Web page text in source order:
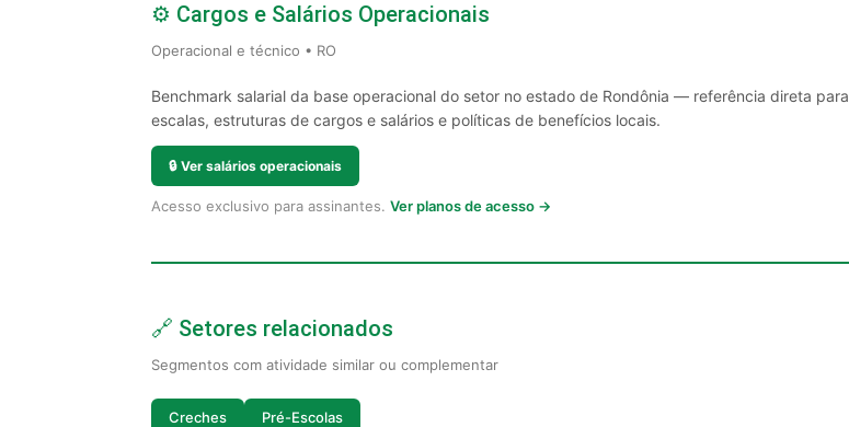
⚙️ Cargos e Salários Operacionais
Operacional e técnico • RO
Benchmark salarial da base operacional do setor no estado de Rondônia — referência direta para
escalas, estruturas de cargos e salários e políticas de benefícios locais.
🔒 Ver salários operacionais
Acesso exclusivo para assinantes. Ver planos de acesso →
🔗 Setores relacionados
Segmentos com atividade similar ou complementar
Creches Pré-Escolas